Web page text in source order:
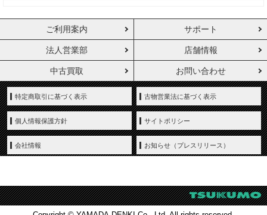
ご利用案内 サポート
法人営業部 店舗情報
中古買取 お問い合わせ
特定商取引に基づく表示 古物営業法に基づく表示
個人情報保護方針 サイトポリシー
会社情報 お知らせ（プレスリリース）